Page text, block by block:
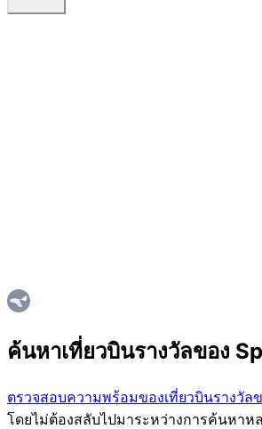
ค้นหาเที่ยวบินรางวัลของ
ตรวจสอบความพร้อมของเที่ยวบินรางวัล
โดยไม่ต้องสลับไปมาระหว่างการค้นหาห